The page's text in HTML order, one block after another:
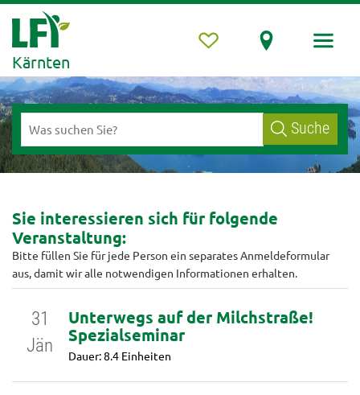
Kärnten
Suche
Sie interessieren sich für folgende
Veranstaltung:
Bitte füllen Sie für jede Person ein separates Anmeldeformular
aus, damit wir alle notwendigen Informationen erhalten.
31
Jän
Unterwegs auf der Milchstraße!
Spezialseminar
Dauer: 8.4 Einheiten